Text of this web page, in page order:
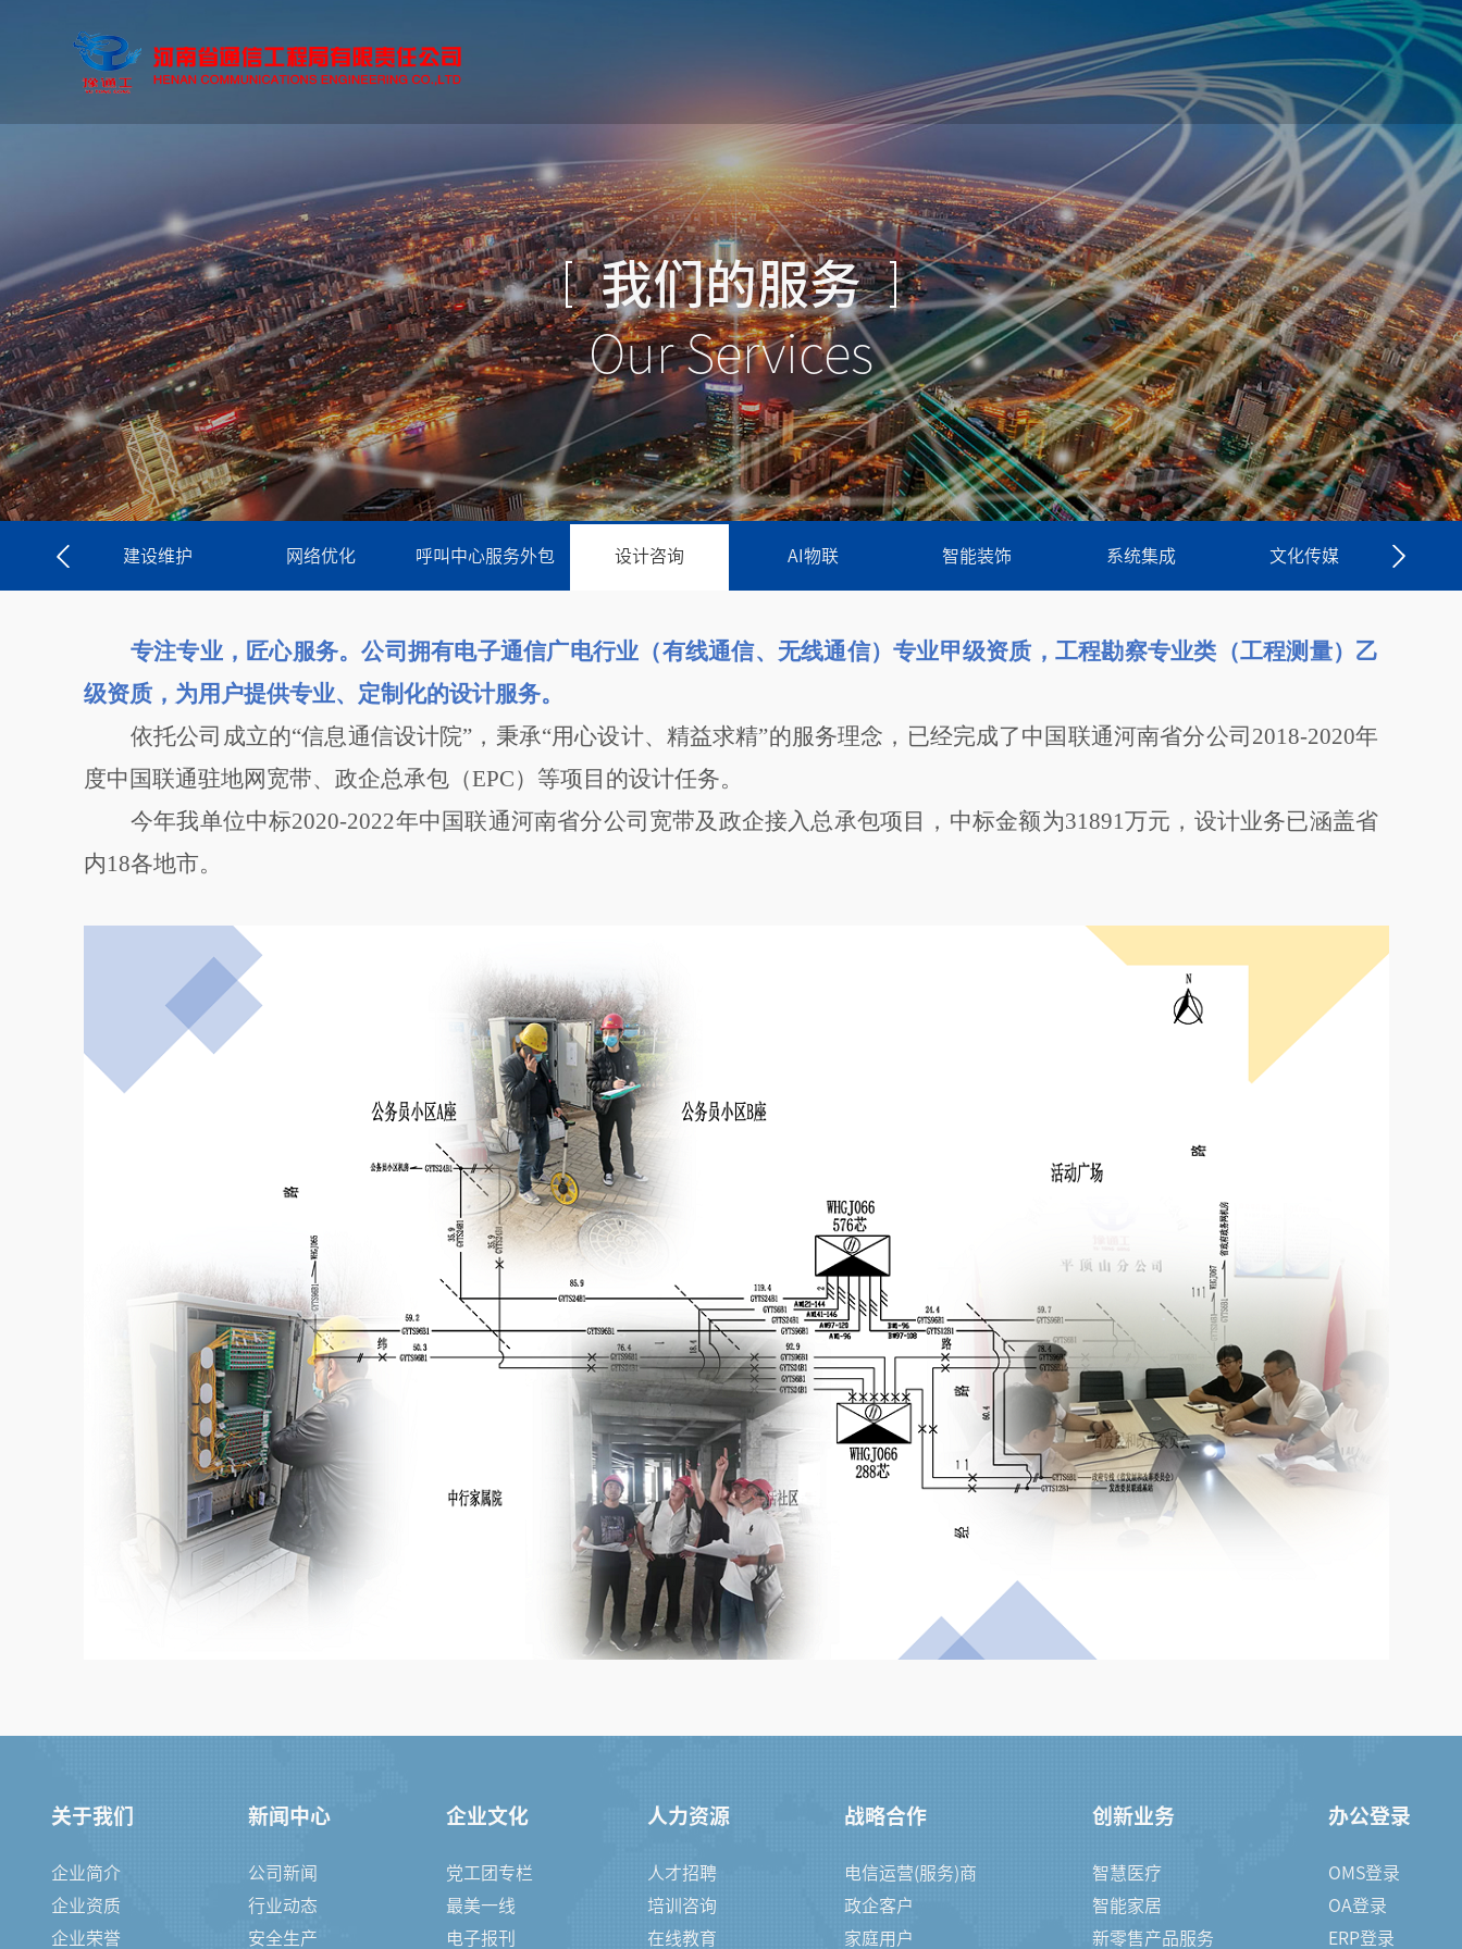
我们的服务
Our Services
建设维护 网络优化 呼叫中心服务外包 设计咨询 AI物联 智能装饰 系统集成 文化传媒
专注专业，匠心服务。公司拥有电子通信广电行业（有线通信、无线通信）专业甲级资质 ，工程勘察专业类（工程测量）乙
级资质，为用户提供专业、定制化的设计服务。
依托公司成立的“信息通信设计院”， 秉承“用心设计、精益求精”的服务理念，已经完成了中国联通河南省分公司 2018-2020年
度中国联通驻地网宽带、政企总承包（EPC）等项目的设计任务。
今年我单位中标2020-2022年中国联通河南省分公司宽带及政企接入总承包项目，中标金额为31891万元，设计业务已涵盖省
内18各地市。
关于我们
企业简介
企业资质
企业荣誉
新闻中心
公司新闻
行业动态
安全生产
企业文化
党工团专栏
最美一线
电子报刊
人力资源
人才招聘
培训咨询
在线教育
战略合作
电信运营(服务)商
政企客户
家庭用户
创新业务
智慧医疗
智能家居
新零售产品服务
办公登录
OMS登录
OA登录
ERP登录